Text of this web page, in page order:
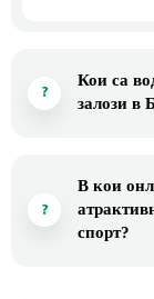
Кои са
залози в
В кои
спорт?